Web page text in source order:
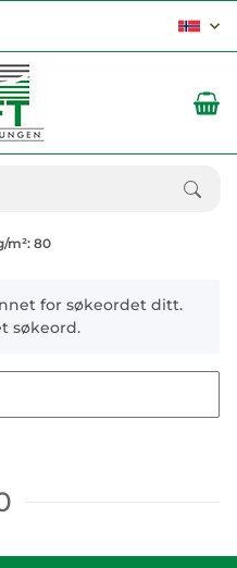
m²: 80
for søkeordet ditt.
søkeord.